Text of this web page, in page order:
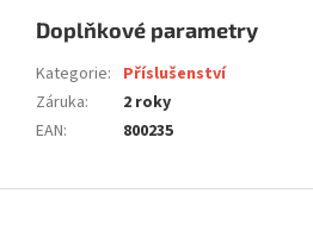
Doplňkové parametry
Kategorie: Příslušenství
Záruka:
2 roky
EAN: 800235